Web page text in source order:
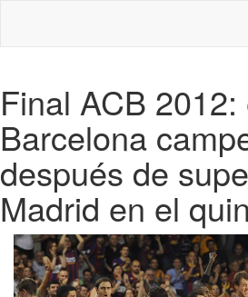
Final ACB 2012:
Barcelona
después de
Madrid en el